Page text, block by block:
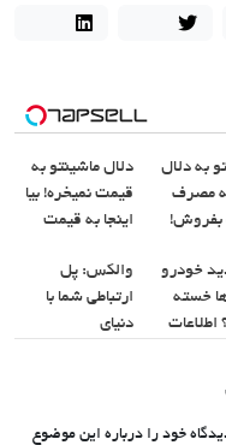
به دلال
مصرف
بفروش!
دلال ماشینتو به
قیمت نمیخره! بیا
اینجا به قیمت
خریدار واقعی*
خودرو
خسته
والکس: پل
ارتباطی شما با
دنیای
خود را درباره این موضوع